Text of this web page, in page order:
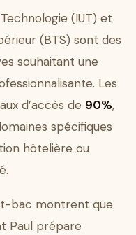
(IUT) et
(BTS) sont des
souhaitant une
Les
d’accès de 90%,
spécifiques
hôtelière ou
bac montrent que
Paul prépare